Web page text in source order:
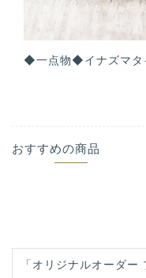
◆一点物◆イナズマタ
おすすめの商品
「オリジナルオーダ